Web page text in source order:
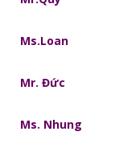
Ms.Loan
Mr. Đức
Ms. Nhung